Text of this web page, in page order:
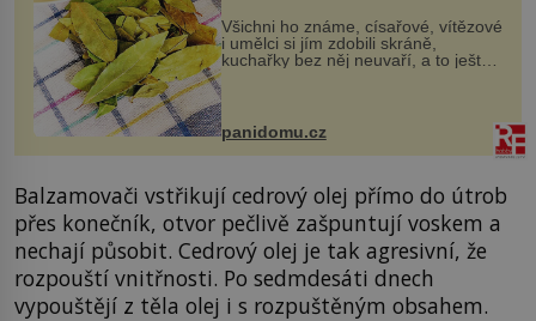
Všichni ho známe, císařové, vítězové
i umělci si jím zdobili skráně,
kuchařky bez něj neuvaří, a to ještě
nevíte, že bobkový list může výrazně
zmírnit některé naše neduhy.
Obsahuje v malém množství ně...
panidomu.cz
Balzamovači vstřikují cedrový olej přímo do útrob
přes konečník, otvor pečlivě zašpuntují voskem a
nechají působit. Cedrový olej je tak agresivní, že
rozpouští vnitřnosti. Po sedmdesáti dnech
vypouštějí z těla olej i s rozpuštěným obsahem.